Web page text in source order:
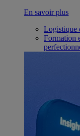
En savoir plus
Logistique
Formation